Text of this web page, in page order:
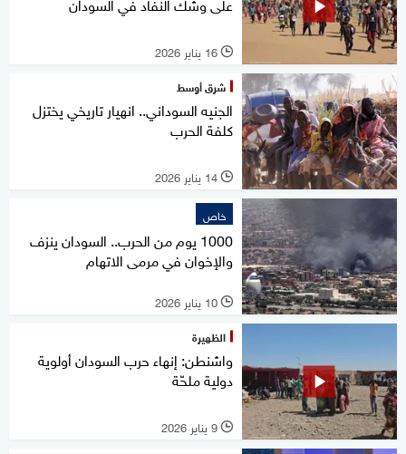
l 16 يناير 2026
شرق أوسط
الجنيه السوداني.. انهيار تاريخي يختزل
كلفة الحرب
l 14 يناير 2026
خاص
1000 يوم من الحرب.. السودان ينزف
والإخوان في مرمى الاتهام
l 10 يناير 2026
الظهيرة
واشنطن: إنهاء حرب السودان أولوية
دولية ملحّة
l 9 يناير 2026